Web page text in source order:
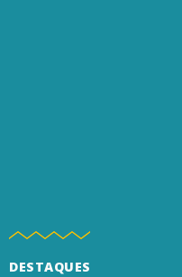
DESTAQUES